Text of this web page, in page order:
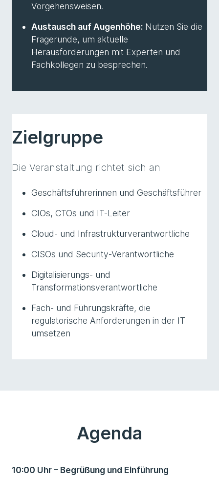
Vorgehensweisen.
Austausch auf Augenhöhe: Nutzen Sie die
Fragerunde, um aktuelle
Herausforderungen mit Experten und
Fachkollegen zu besprechen.
Zielgruppe
Die Veranstaltung richtet sich an
Geschäftsführerinnen und Geschäftsführer
CIOs, CTOs und IT-Leiter
Cloud- und Infrastrukturverantwortliche
CISOs und Security-Verantwortliche
Digitalisierungs- und
Transformationsverantwortliche
Fach- und Führungskräfte, die
regulatorische Anforderungen in der IT
umsetzen
Agenda
10:00 Uhr – Begrüßung und Einführung